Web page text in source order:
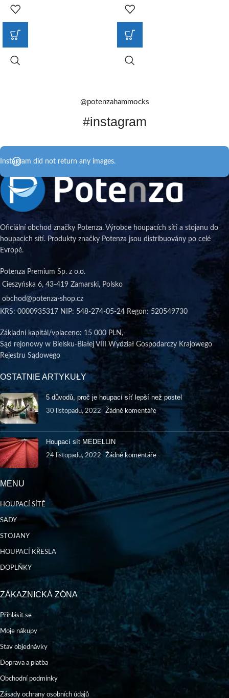
@potenzahammocks
#instagram
Instagram did not return any images.
Oficiální obchod značky Potenza. Výrobce houpacích sítí a stojanu do
houpacích sítí. Produkty značky Potenza jsou distribuovány po celé
Evropě.
Potenza Premium Sp. z o.o.
Cieszyńska 6, 43-419 Zamarski, Polsko
obchod@potenza-shop.cz
KRS: 0000935317 NIP: 548-274-05-24 Regon: 520549730
Základní kapitál/vplaceno: 15 000 PLN,-
Sąd rejonowy w Bielsku-Białej VIII Wydział Gospodarczy Krajowego
Rejestru Sądowego
OSTATNIE ARTYKUŁY
5 důvodů, proč je houpací síť lepší než postel
30 listopadu, 2022 Žádné komentáře
Houpací sít MEDELLIN
24 listopadu, 2022 Žádné komentáře
MENU
HOUPACÍ SÍTĚ
SADY
STOJANY
HOUPACÍ KŘESLA
DOPLŇKY
ZÁKAZNICKÁ ZÓNA
Přihlásit se
Moje nákupy
Stav objednávky
Doprava a platba
Obchodní podmínky
Zásady ochrany osobních údajů